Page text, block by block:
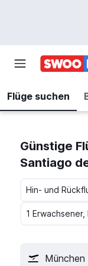
Flüge suchen
Günstige
Santiago
Hin- und
1
München